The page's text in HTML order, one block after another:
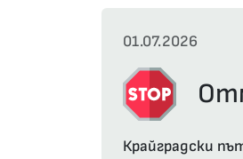
01.07.2026
Крайградски